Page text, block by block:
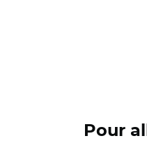
Pour